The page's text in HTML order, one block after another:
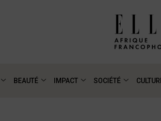
BEAUTÉ IMPACT SOCIÉTÉ